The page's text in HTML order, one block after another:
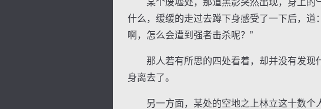
某个废墟处，那道黑影突然出现，身上的
什么，缓缓的走过去蹲下身感受了一下后，道
啊，怎么会遭到强者击杀呢？”
那人若有所思的四处看着，却并没有发现
身离去了。
另一方面，某处的空地之上林立这十数个